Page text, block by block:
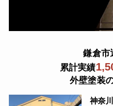
鎌倉市
累計実績
外壁塗装
神奈